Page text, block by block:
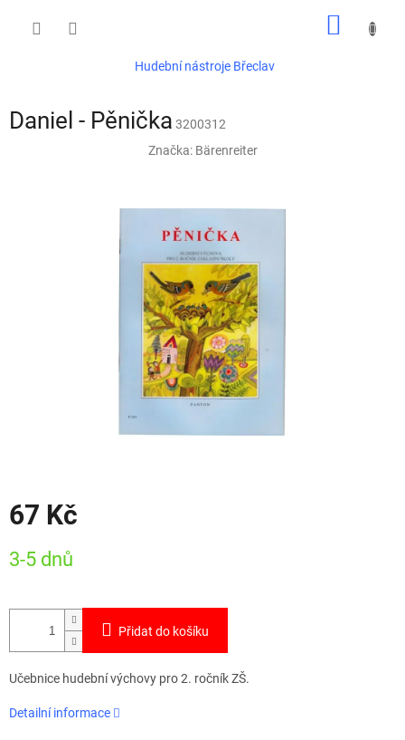
Hudební nástroje Břeclav
Daniel - Pěnička 3200312
Značka: Bärenreiter
67 Kč
cena:
3-5 dnů
Přidat do košíku
Učebnice hudební výchovy pro 2. ročník ZŠ.
Detailní informace